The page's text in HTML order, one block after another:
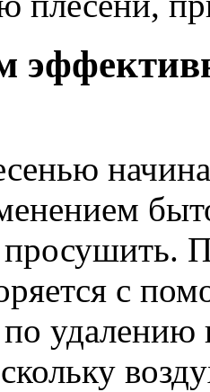
с
удалению